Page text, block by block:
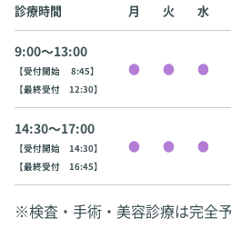
診療時間 月 火 水
9:00〜13:00
【受付開始 8:45】
【最終受付 12:30】
14:30〜17:00
【受付開始 14:30】
【最終受付 16:45】
※検査・手術・美容診療は完全予